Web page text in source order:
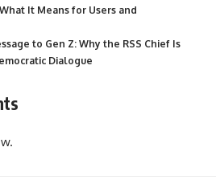
It Means for Users and
to Gen Z: Why the RSS Chief Is
Dialogue